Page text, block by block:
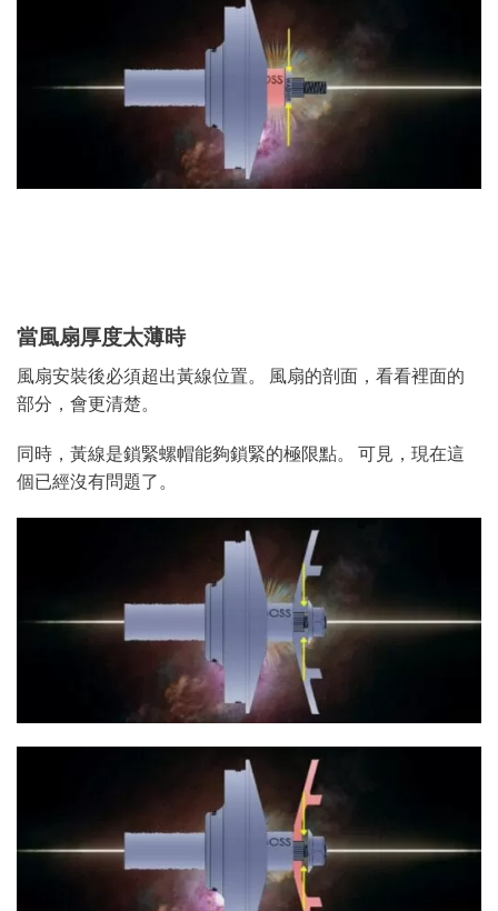
當風扇厚度太薄時
風扇安裝後必須超出黃線位置。 風扇的剖面，看看裡面的
部分，會更清楚。
同時，黃線是鎖緊螺帽能夠鎖緊的極限點。 可見，現在這
個已經沒有問題了。